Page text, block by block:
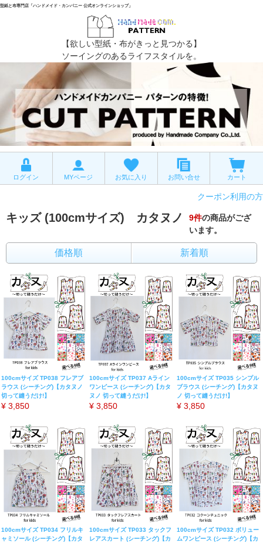
型紙と布専門店「ハンドメイド・カンパニー 公式オンラインショップ」
【欲しい型紙・布がきっと見つかる】
ソーイングのあるライフスタイルを。
ログイン MYページ お気に入り お問い合せ カート
クーポン利用の方
キッズ (100cmサイズ) カタヌノ 9件の商品がござ
います。
価格順 新着順
100cmサイズ TP038 フレアブ
ラウス (シーチング)【カタヌノ
切って縫うだけ!】
¥3,850
100cmサイズ TP037 Aライン
ワンピース (シーチング)【カタ
ヌノ 切って縫うだけ!】
¥ 3,850
100cmサイズ TP035 シンプル
ブラウス (シーチング)【カタヌ
ノ 切って縫うだけ!】
¥3,850
100cmサイズ TP034 フリルキ
ャミソール (シーチング)【カタ
100cmサイズ TP033 タックフ
レアスカート (シーチング)【カ
100cmサイズ TP032 ボリュー
ムワンピース (シーチング)【カ